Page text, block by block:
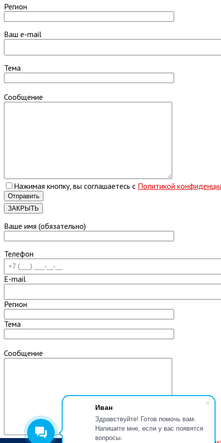
Иван
Здравствуйте! Готов помочь вам.
Напишите мне, если у вас появятся
вопросы.
Регион
Ваш e-mail
Тема
Сообщение
Нажимая кнопку, вы соглашаетесь с Политикой
ЗАКРЫТЬ
Ваше имя (обязательно)
Телефон
E-mail
Регион
Тема
Сообщение